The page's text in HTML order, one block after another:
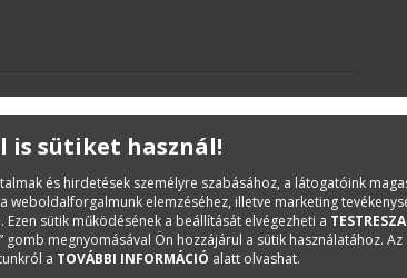
megjelenő szakasza december 1-jén
már csak márciusban!
is sütiket használ!
és hirdetések személyre szabásához, a látogatóink
weboldalforgalmunk elemzéséhez, illetve marketing
sütik működésének a beállítását elvégezheti a
” gomb megnyomásával Ön hozzájárul a sütik használatához. Az
a TOVÁBBI INFORMÁCIÓ alatt olvashat.